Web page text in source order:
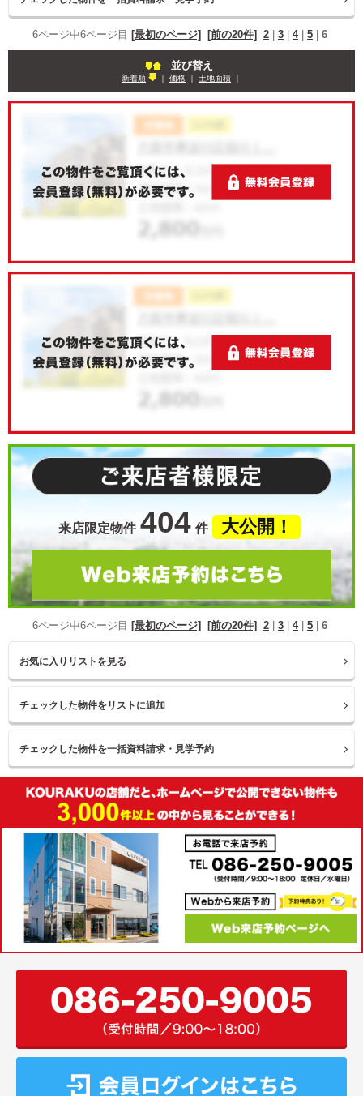
6ページ中6ページ目 [最初のページ] [前の20件] 2 3 4| 5 6
並び替え
新着順 ｜ 価格 ｜ 土地面積 ｜
来店限定物件 404 件 大公開！
6ページ中6ページ目 [最初のページ] [前の20件] 2 3 4| 5 6
お気に入りリストを見る